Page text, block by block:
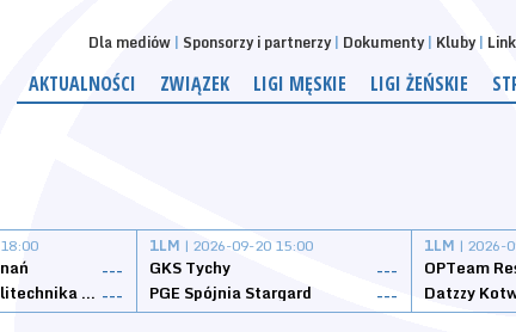
Dla mediów Sponsorzy i partnerzy Dokumenty Kluby
AKTUALNOŚCI ZWIĄZEK LIGI MĘSKIE LIGI ŻEŃSKIE
---
Weegree AZS Politechnika Opolska ---
1LM | 2026-09-20 15:00
GKS Tychy
---
PGE Spójnia Stargard
---
1LM | 2026-
OPTeam